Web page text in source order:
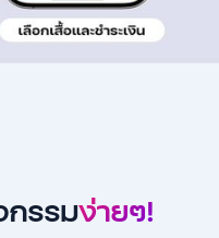
กรรมง่ายๆ!